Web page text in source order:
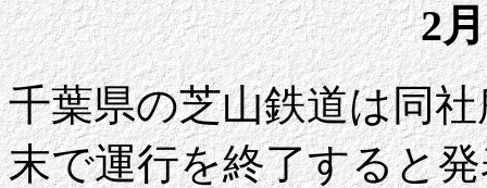
2
千葉県の芝山鉄道は同
末で運行を終了すると